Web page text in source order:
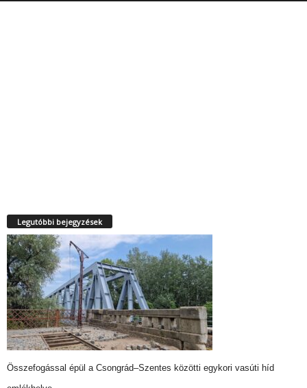
Legutóbbi bejegyzések
Összefogással épül a Csongrád–Szentes közötti egykori vasúti híd